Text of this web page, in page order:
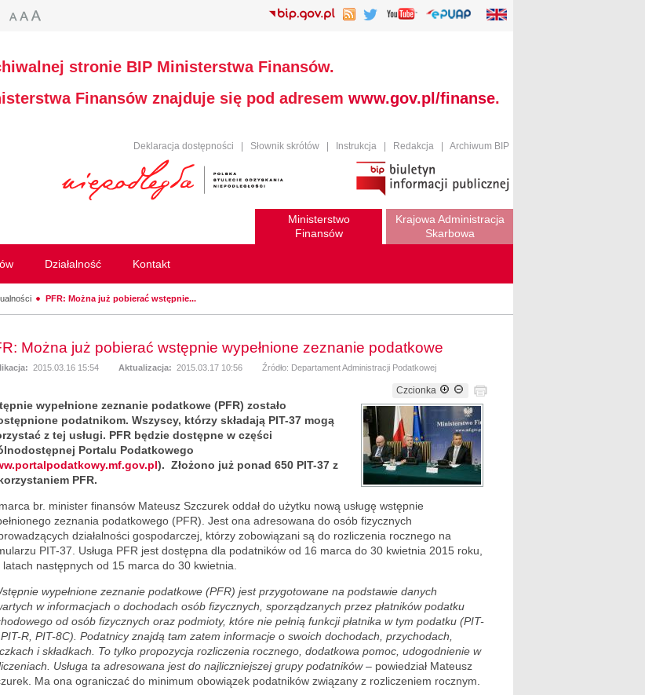
stronie BIP Ministerstwa Finansów.
Finansów znajduje się pod adresem www.gov.pl/finanse.
Deklaracja dostępności Słownik skrótów Instrukcja Redakcja Archiwum BIP
Ministerstwo
Finansów
Krajowa Administracja
Skarbowa
Działalność Kontakt
PFR: Można już pobierać wstępnie...
Można już pobierać wstępnie wypełnione zeznanie podatkowe
2015.03.16 15:54 Aktualizacja: 2015.03.17 10:56 Źródło: Departament Administracji Podatkowej
Czcionka
wypełnione zeznanie podatkowe (PFR) zostało
podatnikom. Wszyscy, którzy składają PIT-37 mogą
z tej usługi. PFR będzie dostępne w części
Portalu Podatkowego
). Złożono już ponad 650 PIT-37 z
PFR.
br. minister finansów Mateusz Szczurek oddał do użytku nową usługę wstępnie
zeznania podatkowego (PFR). Jest ona adresowana do osób fizycznych
działalności gospodarczej, którzy zobowiązani są do rozliczenia rocznego na
PIT-37. Usługa PFR jest dostępna dla podatników od 16 marca do 30 kwietnia 2015 roku,
latach następnych od 15 marca do 30 kwietnia.
wypełnione zeznanie podatkowe (PFR) jest przygotowane na podstawie danych
w informacjach o dochodach osób fizycznych, sporządzanych przez płatników podatku
od osób fizycznych oraz podmioty, które nie pełnią funkcji płatnika w tym podatku (PIT-
PIT-R, PIT-8C). Podatnicy znajdą tam zatem informacje o swoich dochodach, przychodach,
i składkach. To tylko propozycja rozliczenia rocznego, dodatkowa pomoc, udogodnienie w
Usługa ta adresowana jest do najliczniejszej grupy podatników– powiedział Mateusz
Ma ona ograniczać do minimum obowiązek podatników związany z rozliczeniem rocznym.